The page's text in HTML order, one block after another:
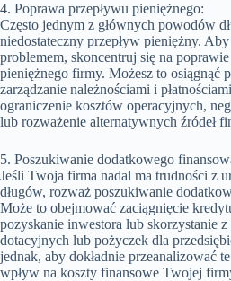
4. Poprawa przepływu pieniężnego:
Często jednym z głównych powodów
niedostateczny przepływ pieniężny.
problemem, skoncentruj się na
pieniężnego firmy. Możesz to osiągnąć
zarządzanie należnościami i
ograniczenie kosztów operacyjnych,
lub rozważenie alternatywnych źródeł
5. Poszukiwanie dodatkowego
Jeśli Twoja firma nadal ma trudności z
długów, rozważ poszukiwanie
Może to obejmować zaciągnięcie
pozyskanie inwestora lub skorzystanie
dotacyjnych lub pożyczek dla
jednak, aby dokładnie przeanalizować
wpływ na koszty finansowe Twojej